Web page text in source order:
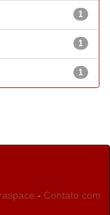
1
1
1
- Contato com